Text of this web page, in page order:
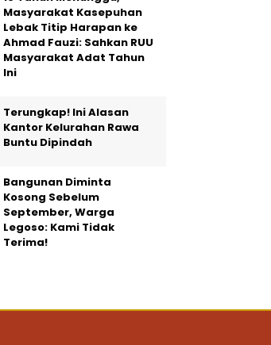
Masyarakat Kasepuhan
Lebak Titip Harapan ke
Ahmad Fauzi: Sahkan RUU
Masyarakat Adat Tahun
Ini
Terungkap! Ini Alasan
Kantor Kelurahan Rawa
Buntu Dipindah
Bangunan Diminta
Kosong Sebelum
September, Warga
Legoso: Kami Tidak
Terima!